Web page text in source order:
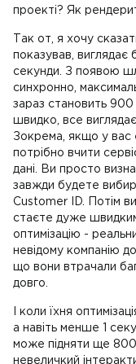
проекті? Як
Так от, я хочу
показував, виглядає
секунди. З появою
синхронно,
зараз становить
швидко, все
Зокрема, якщо у вас
потрібно вчити
дані. Ви просто
завжди будете
Customer ID. Потім
стаєте дуже
оптимізацію -
невідому компанію
що вони втрачали
довго.
І коли їхня
а навіть менше 1
може підняти ще 800
невеличкий